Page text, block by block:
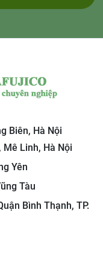
Biên, Hà Nội
Mê Linh, Hà Nội
Yên
Tàu
Bình Thạnh, TP.